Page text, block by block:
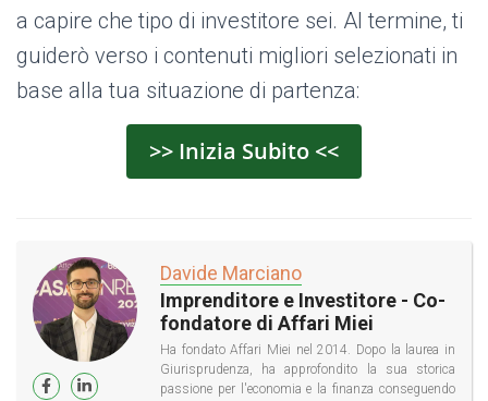
a capire che tipo di investitore sei. Al termine, ti
guiderò verso i contenuti migliori selezionati in
base alla tua situazione di partenza:
>> Inizia Subito <<
Davide Marciano
Imprenditore e Investitore - Co-
fondatore di Affari Miei
Ha fondato Affari Miei nel 2014. Dopo la laurea in
Giurisprudenza, ha approfondito la sua storica
passione per l'economia e la finanza conseguendo